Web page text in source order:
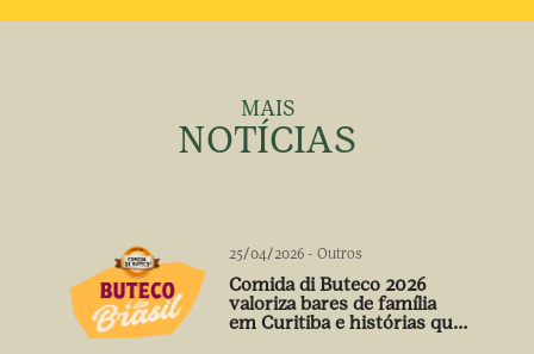
MAIS
NOTÍCIAS
25/04/2026 - Outros
Comida di Buteco 2026
valoriza bares de família
em Curitiba e histórias que